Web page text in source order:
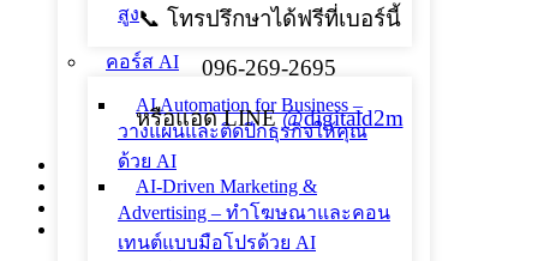
สูง
คอร์ส AI
AI Automation for Business –
วางแผนและติดปีกธุรกิจให้คุณ
ด้วย AI
AI-Driven Marketing &
Advertising – ทำโฆษณาและคอน
เทนต์แบบมือโปรด้วย AI
📞 โทรปรึกษาได้ฟรีที่เบอร์นี้
096-269-2695
หรือแอด LINE@digitald2m